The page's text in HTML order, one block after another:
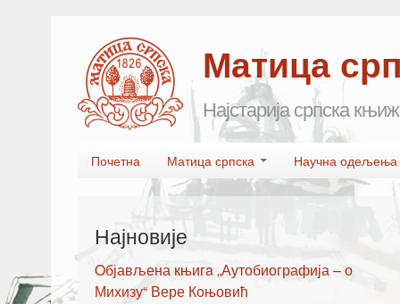
Матица
Најстарија српска
Main menu
Почетна Матица српска Научна одељења
Најновије
Oбјављена књигa „Аутобиографија – о
Михизу“ Вере Коњовић